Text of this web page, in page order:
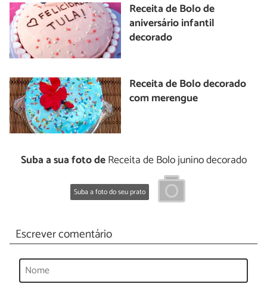
Receita de Bolo de
aniversário infantil
decorado
Receita de Bolo decorado
com merengue
Suba a sua foto deReceita de Bolo junino decorado
Suba a foto do seu prato
Escrever comentário